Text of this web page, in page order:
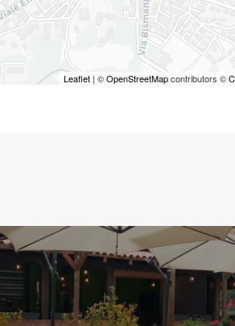
Leaflet | ©OpenStreetMapcontributors ©